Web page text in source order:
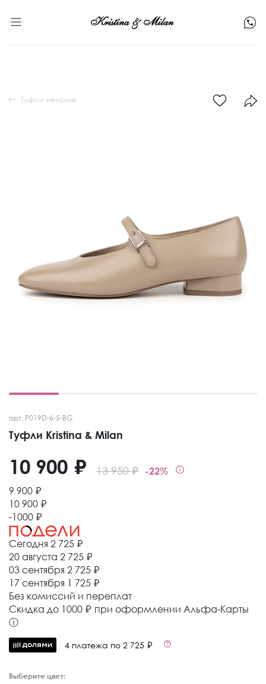
арт. P019D-6-5-BG
Туфли Kristina & Milan
13 950 ₽ -22%
10 900 ₽
9 900 ₽
10 900 ₽
-1000 ₽
Сегодня 2 725 ₽
20 августа 2 725 ₽
03 сентября 2 725 ₽
17 сентября 1 725 ₽
Без комиссий и переплат
Cкидка до 1000 ₽ при оформлении Альфа-Карты
ⓘ
4 платежа по 2 725 ₽
Выберите цвет:
Туфли женские